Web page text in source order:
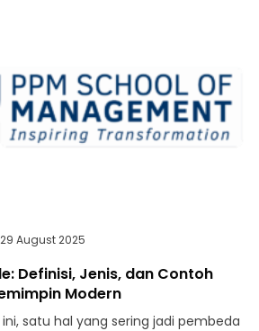
29 August 2025
Definisi, Jenis, dan Contoh
Modern
satu hal yang sering jadi pembeda